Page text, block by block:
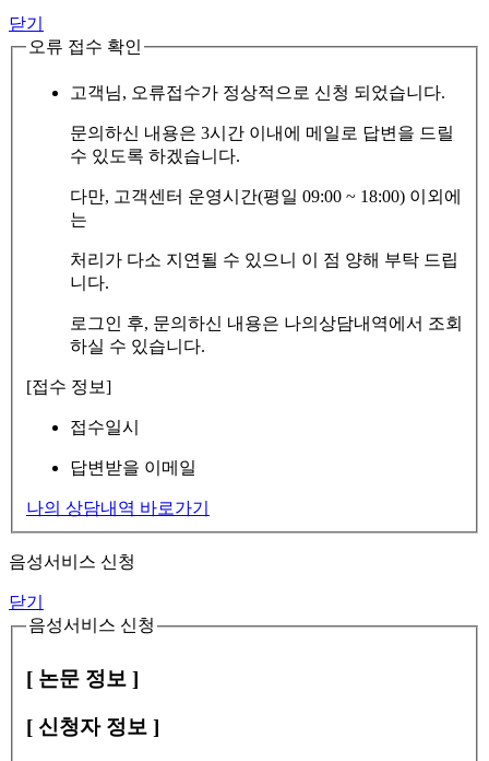
닫기
오류 접수 확인
고객님, 오류접수가 정상적으로 신청 되었습니다.
문의하신 내용은 3시간 이내에 메일로 답변을 드릴
수 있도록 하겠습니다.
다만, 고객센터 운영시간(평일 09:00 ~ 18:00) 이외에
는
처리가 다소 지연될 수 있으니 이 점 양해 부탁 드립
니다.
로그인 후, 문의하신 내용은 나의상담내역에서 조회
하실 수 있습니다.
[접수 정보]
접수일시
답변받을 이메일
나의 상담내역 바로가기
음성서비스 신청
닫기
음성서비스 신청
[ 논문 정보 ]
[ 신청자 정보 ]